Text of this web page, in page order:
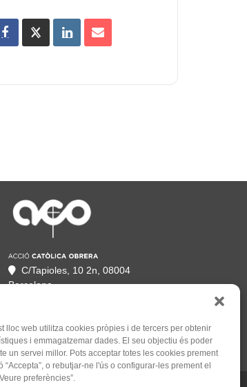
lloc web utilitza cookies pròpies i de tercers per obtenir
i emmagatzemar dades. El seu objectiu és poder
un servei millor. Pots acceptar totes les cookies prement
“Accepta”, o rebutjar-ne l'ús o configurar-les prement el
preferències”.
C/Tapioles, 10 2n, 08004
Barcelona
Un web deMauricio Mardones